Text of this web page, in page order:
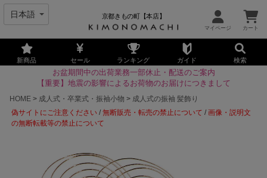
京都きもの町【本店】
新商品 セール ランキング ガイド 検索
お盆期間中の出荷業務一部休止・配送のご案内
【重要】地震の影響によるお荷物のお届けにつきまして
HOME
成人式・卒業式・振袖小物
成人式の振袖 髪飾り
偽サイトにご注意ください /無断販売・転売の禁止について /画像・説明文
の無断転載等の禁止について